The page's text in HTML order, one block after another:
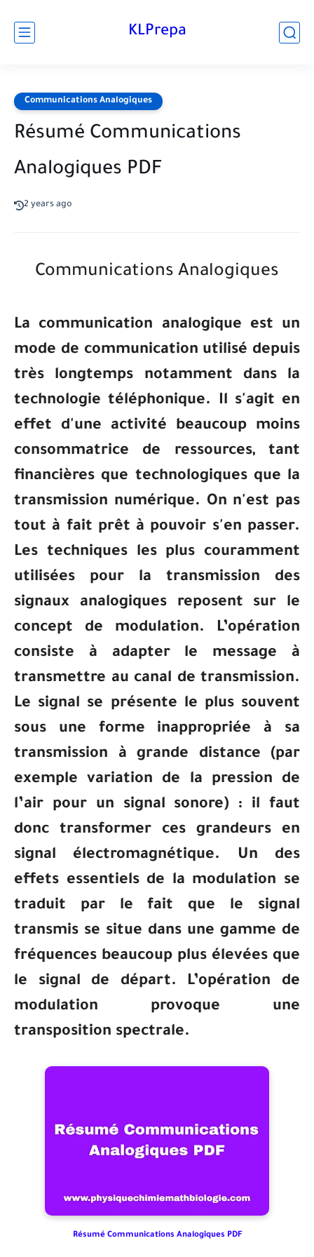
KLPrepa
Communications Analogiques
Résumé Communications
Analogiques PDF
2 years ago
Communications Analogiques
La communication analogique est un
mode de communication utilisé depuis
très longtemps notamment dans la
technologie téléphonique. Il s'agit en
effet d'une activité beaucoup moins
consommatrice de ressources, tant
financières que technologiques que la
transmission numérique. On n'est pas
tout à fait prêt à pouvoir s'en passer.
Les techniques les plus couramment
utilisées pour la transmission des
signaux analogiques reposent sur le
concept de modulation. L’opération
consiste à adapter le message à
transmettre au canal de transmission.
Le signal se présente le plus souvent
sous une forme inappropriée à sa
transmission à grande distance (par
exemple variation de la pression de
l’air pour un signal sonore) : il faut
donc transformer ces grandeurs en
signal électromagnétique. Un des
effets essentiels de la modulation se
traduit par le fait que le signal
transmis se situe dans une gamme de
fréquences beaucoup plus élevées que
le signal de départ. L’opération de
modulation provoque une
transposition spectrale.
Résumé Communications Analogiques PDF